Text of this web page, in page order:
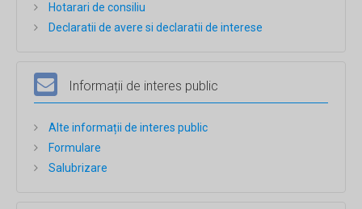
Hotarari de consiliu
Declaratii de avere si declaratii de interese
Informații de interes public
Alte informații de interes public
Formulare
Salubrizare